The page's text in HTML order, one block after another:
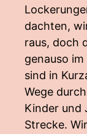
dachten,
raus, doch
genauso
sind in
Wege
Kinder und
Strecke.